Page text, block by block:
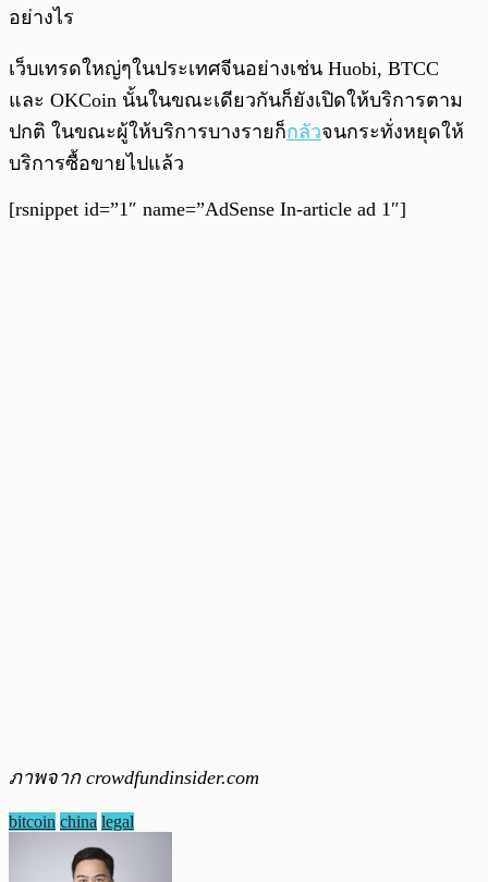
อย่างไร
เว็บเทรดใหญ่ๆในประเทศจีนอย่างเช่น Huobi, BTCC
และ OKCoin นั้นในขณะเดียวกันก็ยังเปิดให้บริการตาม
ปกติ ในขณะผู้ให้บริการบางรายก็กลัวจนกระทั่งหยุดให้
บริการซื้อขายไปแล้ว
[rsnippet id=”1″ name=”AdSense In-article ad 1″]
ภาพจาก crowdfundinsider.com
bitcoin china legal